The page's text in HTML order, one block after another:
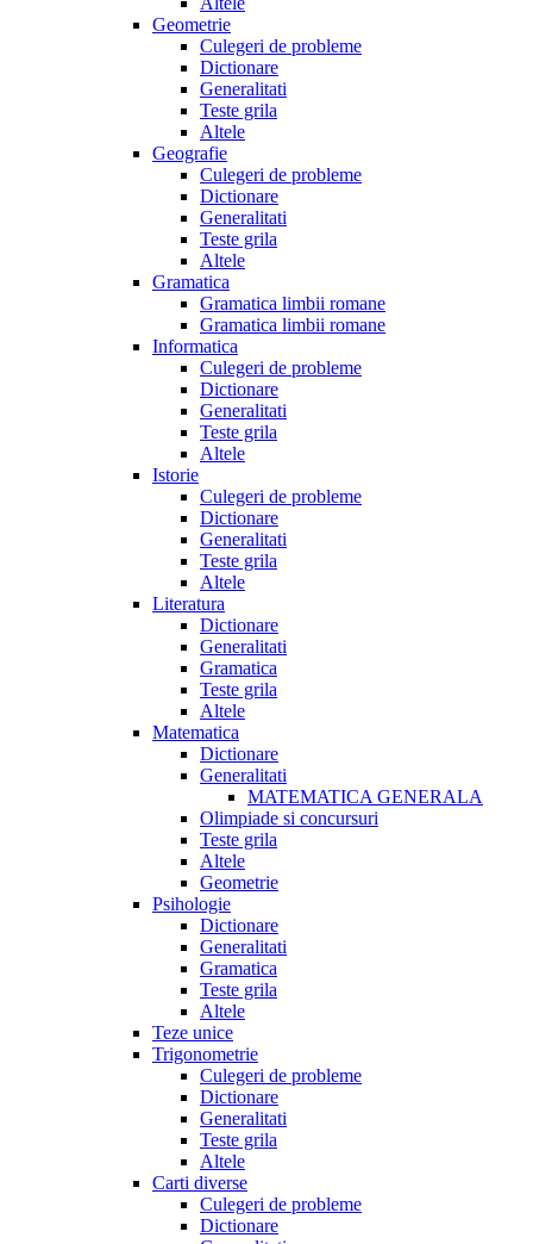
Geometrie
Culegeri de probleme
Dictionare
Generalitati
Teste grila
Altele
Geografie
Culegeri de probleme
Dictionare
Generalitati
Teste grila
Altele
Gramatica
Gramatica limbii romane
Gramatica limbii romane
Informatica
Culegeri de probleme
Dictionare
Generalitati
Teste grila
Altele
Istorie
Culegeri de probleme
Dictionare
Generalitati
Teste grila
Altele
Literatura
Dictionare
Generalitati
Gramatica
Teste grila
Altele
Matematica
Dictionare
Generalitati
MATEMATICA GENERALA
Olimpiade si concursuri
Teste grila
Altele
Geometrie
Psihologie
Dictionare
Generalitati
Gramatica
Teste grila
Altele
Teze unice
Trigonometrie
Culegeri de probleme
Dictionare
Generalitati
Teste grila
Altele
Carti diverse
Culegeri de probleme
Dictionare